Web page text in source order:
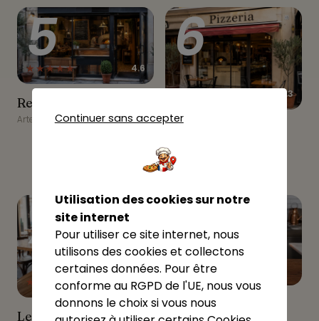
Restaurant Le Séran
5
★★★★★ 4.6
Restaurant Le Séran
Artemare Aux Delices Du Valromey
6
4.3
Aux Delices Du
Valromey
Artemare
Les Pizzas Gourmandes -
7
★★★☆☆ 2.7
Les Pizzas
Pizz truck
8
Pizz truck
Continuer sans accepter
Utilisation des cookies sur notre
site internet
Pour utiliser ce site internet, nous
utilisons des cookies et collectons
certaines données. Pour être
conforme au RGPD de l'UE, nous vous
donnons le choix si vous nous